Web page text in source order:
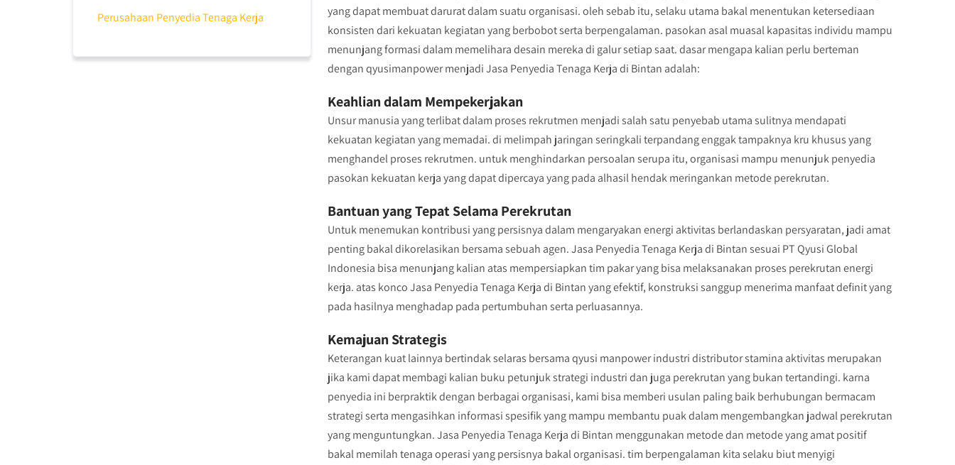
yang dapat membuat darurat dalam suatu organisasi. oleh sebab itu, selaku utama bakal menentukan ketersediaan
konsisten dari kekuatan kegiatan yang berbobot serta berpengalaman. pasokan asal muasal kapasitas individu mampu
menunjang formasi dalam memelihara desain mereka di galur setiap saat. dasar mengapa kalian perlu berteman
dengan qyusimanpower menjadi Jasa Penyedia Tenaga Kerja di Bintan adalah:
Keahlian dalam Mempekerjakan
Unsur manusia yang terlibat dalam proses rekrutmen menjadi salah satu penyebab utama sulitnya mendapati
kekuatan kegiatan yang memadai. di melimpah jaringan seringkali terpandang enggak tampaknya kru khusus yang
menghandel proses rekrutmen. untuk menghindarkan persoalan serupa itu, organisasi mampu menunjuk penyedia
pasokan kekuatan kerja yang dapat dipercaya yang pada alhasil hendak meringankan metode perekrutan.
Bantuan yang Tepat Selama Perekrutan
Untuk menemukan kontribusi yang persisnya dalam mengaryakan energi aktivitas berlandaskan persyaratan, jadi amat
penting bakal dikorelasikan bersama sebuah agen. Jasa Penyedia Tenaga Kerja di Bintan sesuai PT Qyusi Global
Indonesia bisa menunjang kalian atas mempersiapkan tim pakar yang bisa melaksanakan proses perekrutan energi
kerja. atas konco Jasa Penyedia Tenaga Kerja di Bintan yang efektif, konstruksi sanggup menerima manfaat definit yang
pada hasilnya menghadap pada pertumbuhan serta perluasannya.
Kemajuan Strategis
Keterangan kuat lainnya bertindak selaras bersama qyusi manpower industri distributor stamina aktivitas merupakan
jika kami dapat membagi kalian buku petunjuk strategi industri dan juga perekrutan yang bukan tertandingi. karna
penyedia ini berpraktik dengan berbagai organisasi, kami bisa memberi usulan paling baik berhubungan bermacam
strategi serta mengasihkan informasi spesifik yang mampu membantu puak dalam mengembangkan jadwal perekrutan
yang menguntungkan. Jasa Penyedia Tenaga Kerja di Bintan menggunakan metode dan metode yang amat positif
bakal memilah tenaga operasi yang persisnya bakal organisasi. tim berpengalaman kita selaku biut menyigi
Perusahaan Penyedia Tenaga Kerja